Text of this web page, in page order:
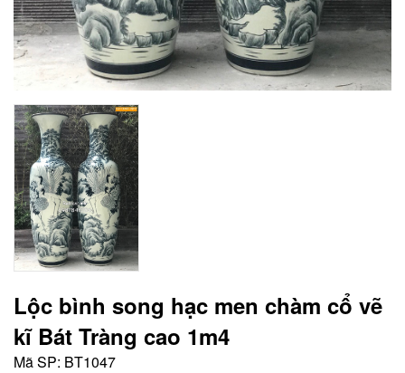
Lộc bình song hạc men chàm cổ vẽ
kĩ Bát Tràng cao 1m4
Mã SP: BT1047